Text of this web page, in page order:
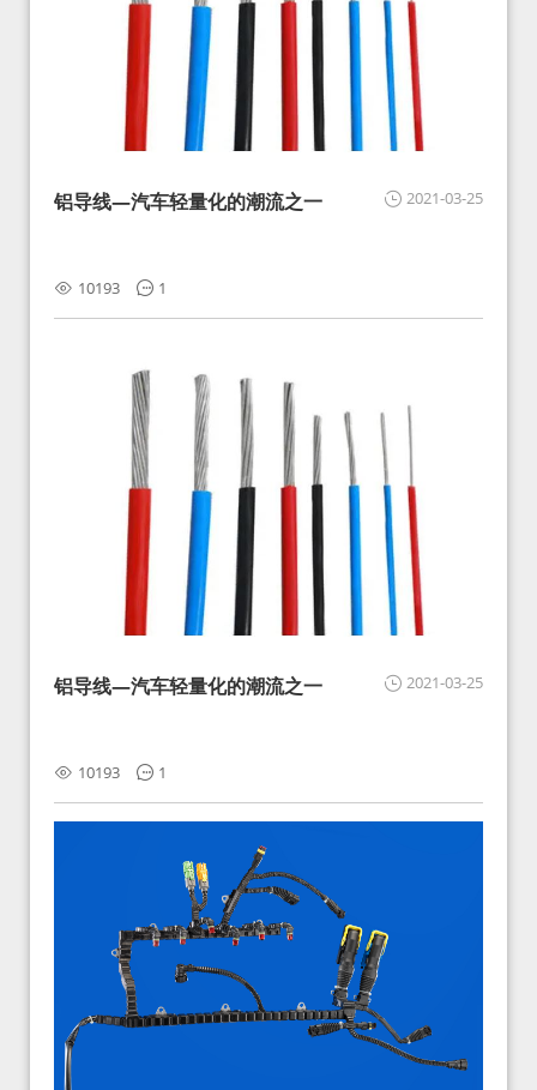
2021-03-25
铝导线—汽车轻量化的潮流之一
10193 1
2021-03-25
铝导线—汽车轻量化的潮流之一
10193 1